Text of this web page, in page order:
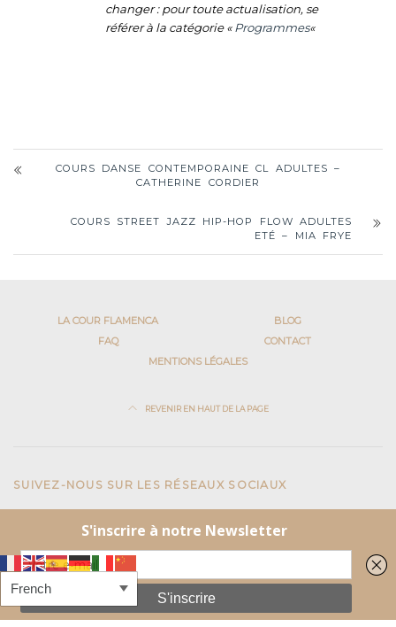
changer : pour toute actualisation, se
référer à la catégorie «Programmes«
COURS DANSE CONTEMPORAINE CL ADULTES –
CATHERINE CORDIER
COURS STREET JAZZ HIP-HOP FLOW ADULTES
ETÉ – MIA FRYE
LA COUR FLAMENCA
BLOG
FAQ
CONTACT
MENTIONS LÉGALES
REVENIR EN HAUT DE LA PAGE
SUIVEZ-NOUS SUR LES RÉSEAUX SOCIAUX
FacebookInstagram
Centre de danse du marais
41 rue du Temple
75004 Paris
Tel:+33 1 42 77 58 19